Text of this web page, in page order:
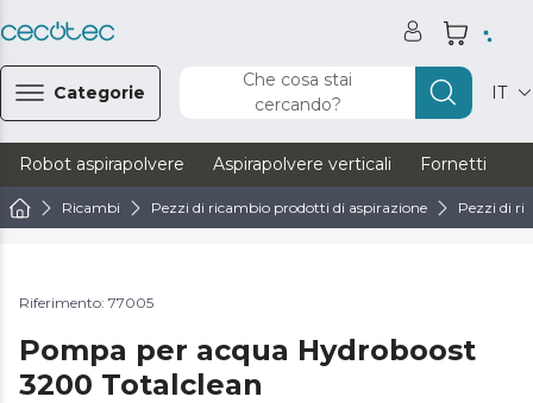
Categorie
Che cosa stai
cercando?
IT
Robot aspirapolvere Aspirapolvere verticali Fornetti
Ricambi Pezzi di ricambio prodotti di aspirazione Pezzi di
Riferimento: 77005
Pompa per acqua Hydroboost
3200 Totalclean